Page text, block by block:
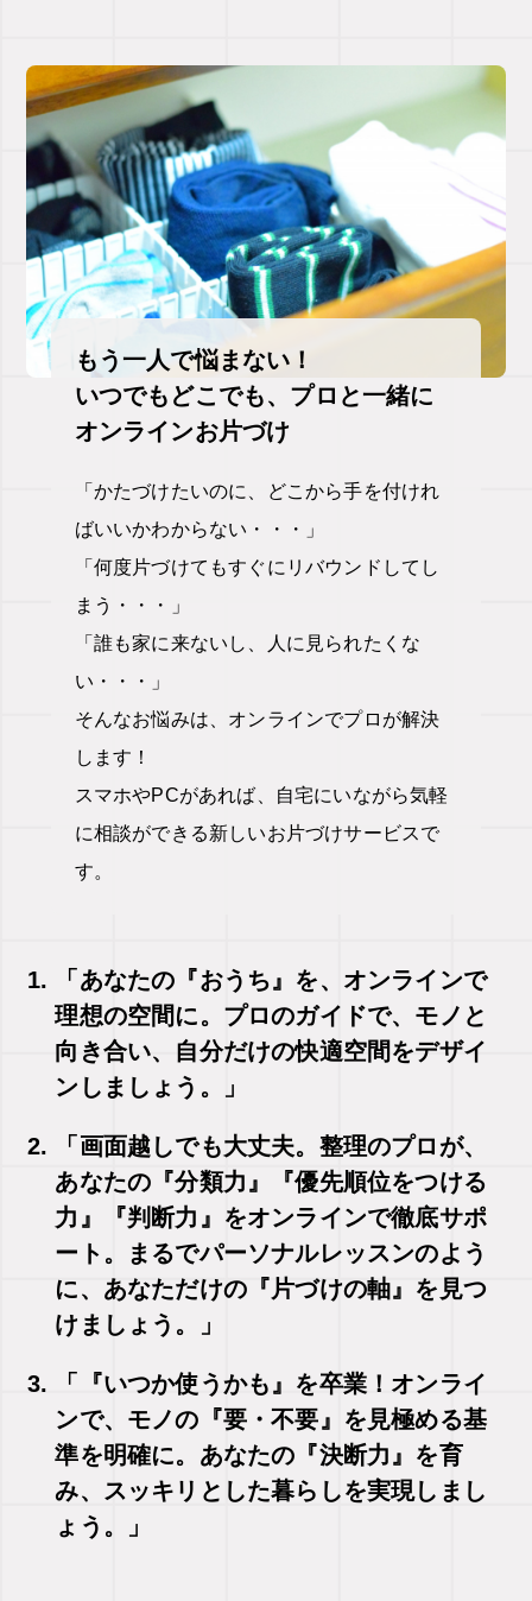
もう一人で悩まない！
いつでもどこでも、プロと一緒に
オンラインお片づけ
「かたづけたいのに、どこから手を付けれ
ばいいかわからない・・・」
「何度片づけてもすぐにリバウンドしてし
まう・・・」
「誰も家に来ないし、人に見られたくな
い・・・」
そんなお悩みは、オンラインでプロが解決
します！
スマホやPCがあれば、自宅にいながら気軽
に相談ができる新しいお片づけサービスで
す。
「あなたの『おうち』を、オンラインで
理想の空間に。プロのガイドで、モノと
向き合い、自分だけの快適空間をデザイ
ンしましょう。」
「画面越しでも大丈夫。整理のプロが、
あなたの『分類力』『優先順位をつける
力』『判断力』をオンラインで徹底サポ
ート。まるでパーソナルレッスンのよう
に、あなただけの『片づけの軸』を見つ
けましょう。」
「『いつか使うかも』を卒業！オンライ
ンで、モノの『要・不要』を見極める基
準を明確に。あなたの『決断力』を育
み、スッキリとした暮らしを実現しまし
ょう。」